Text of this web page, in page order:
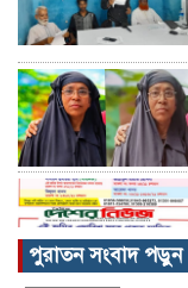
পুরাতন সংবাদ পড়ুন